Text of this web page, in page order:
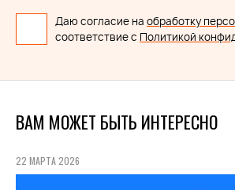
Даю согласие на обработку
соответствие с Политикой
ВАМ МОЖЕТ БЫТЬ ИНТЕРЕСНО
22 МАРТА 2026